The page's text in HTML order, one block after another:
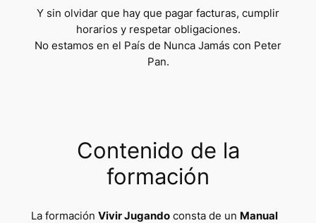
Y sin olvidar que hay que pagar facturas, cumplir
horarios y respetar obligaciones.
No estamos en el País de Nunca Jamás con Peter
Pan.
Contenido de la
formación
La formación Vivir Jugandoconsta de un Manual